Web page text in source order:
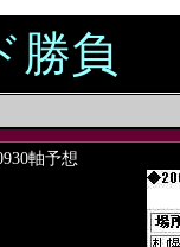
勝負
軸予想